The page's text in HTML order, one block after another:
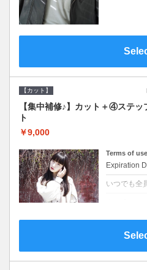
【カット】
【集中補修♪】カット＋④ステ
ト
￥9,000
Terms of use
Expiration
いつでも全
ら修復し美
ント☆内側